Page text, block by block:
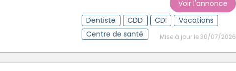
Voir l'annonce
Dentiste
CDD CDI
Vacations
Centre de santé
Mise à jour le 30/07/2026